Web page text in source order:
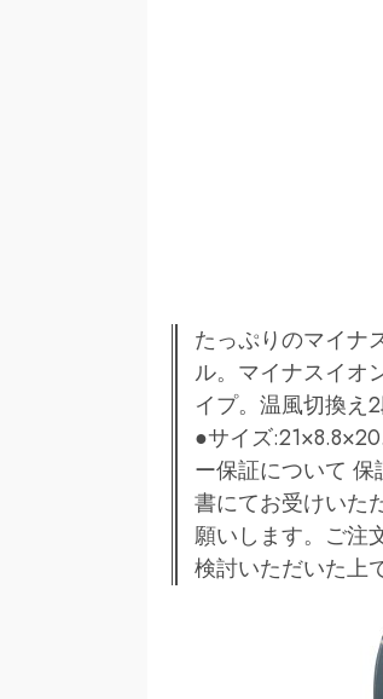
たっぷりのマイナ
ル。マイナスイオ
イプ。温風切換え
●サイズ
ー保証について
書にてお受けいた
願いします。ご注
検討いただいた上